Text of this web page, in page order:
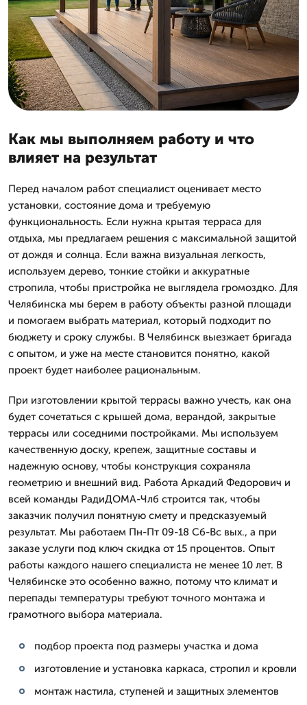
Как мы выполняем работу и что
влияет на результат
Перед началом работ специалист оценивает место
установки, состояние дома и требуемую
функциональность. Если нужна крытая терраса для
отдыха, мы предлагаем решения с максимальной защитой
от дождя и солнца. Если важна визуальная легкость,
используем дерево, тонкие стойки и аккуратные
стропила, чтобы пристройка не выглядела громоздко. Для
Челябинска мы берем в работу объекты разной площади
и помогаем выбрать материал, который подходит по
бюджету и сроку службы. В Челябинск выезжает бригада
с опытом, и уже на месте становится понятно, какой
проект будет наиболее рациональным.
При изготовлении крытой террасы важно учесть, как она
будет сочетаться с крышей дома, верандой, закрытые
террасы или соседними постройками. Мы используем
качественную доску, крепеж, защитные составы и
надежную основу, чтобы конструкция сохраняла
геометрию и внешний вид. Работа Аркадий Федорович и
всей команды РадиДОМА-Члб строится так, чтобы
заказчик получил понятную смету и предсказуемый
результат. Мы работаем Пн-Пт 09-18 Сб-Вс вых., а при
заказе услуги под ключ скидка от 15 процентов. Опыт
работы каждого нашего специалиста не менее 10 лет. В
Челябинске это особенно важно, потому что климат и
перепады температуры требуют точного монтажа и
грамотного выбора материала.
подбор проекта под размеры участка и дома
изготовление и установка каркаса, стропил и кровли
монтаж настила, ступеней и защитных элементов